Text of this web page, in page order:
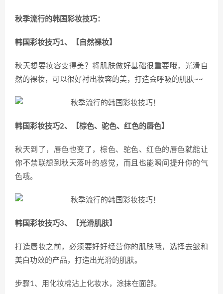
秋季流行的韩国彩妆技巧：
韩国彩妆技巧1、【自然裸妆】
秋天想要妆容变得美？将肌肤做好基础很重要哦，光滑自
然的裸妆，可以很好衬出妆容的美，打造会呼吸的肌肤~~
韩国彩妆技巧2、【棕色、驼色、红色的唇色】
秋天到了，唇色也变了，棕色、驼色、红色的唇色就能让
你不禁联想到秋天落叶的感觉，而且也能瞬间提升你的气
色哦。
韩国彩妆技巧3、【光滑肌肤】
打造唇妆之前，必须要好好经营你的肌肤哦，选择去皱和
美白功效的产品，打造出光滑的肌肤。
步骤1、用化妆棉沾上化妆水，涂抹在面部。